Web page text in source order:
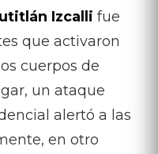
Izcalli fue
que activaron
cuerpos de
un ataque
alertó a las
en otro